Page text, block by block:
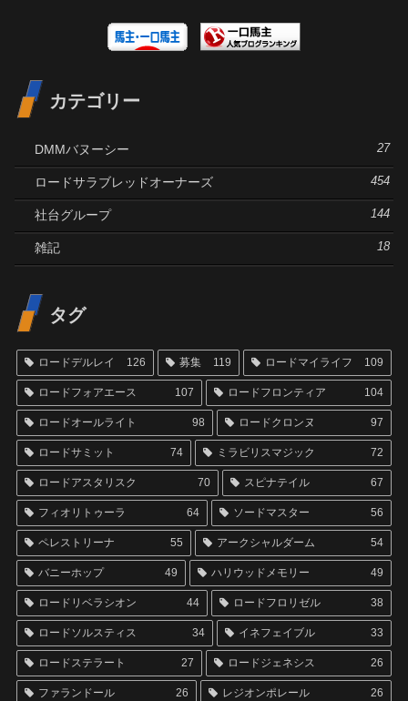
カテゴリー
DMMバヌーシー 27
ロードサラブレッドオーナーズ 454
社台グループ 144
雑記 18
タグ
ロードデルレイ 126 募集 119 ロードマイライフ 109
ロードフォアエース 107 ロードフロンティア 104
ロードオールライト 98 ロードクロンヌ 97
ロードサミット 74 ミラビリスマジック 72
ロードアスタリスク 70 スピナテイル 67
フィオリトゥーラ 64 ソードマスター 56
ペレストリーナ 55 アークシャルダーム 54
バニーホップ 49 ハリウッドメモリー 49
ロードリベラシオン 44 ロードフロリゼル 38
ロードソルスティス 34 イネフェイブル 33
ロードステラート 27 ロードジェネシス 26
ファランドール 26 レジオンポレール 26